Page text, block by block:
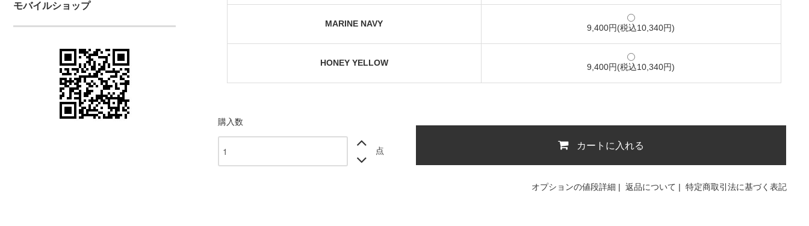
モバイルショップ
MARINE NAVY 9,400円(税込10,340円)
HONEY YELLOW 9,400円(税込10,340円)
購入数
点 カートに入れる
オプションの値段詳細 | 返品について | 特定商取引法に基づく表記